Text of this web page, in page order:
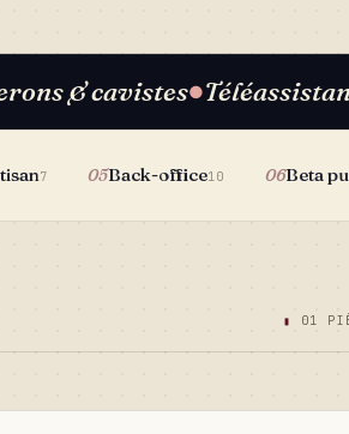
& cavistes●
7 05Back-office10 06Beta
▮ 01